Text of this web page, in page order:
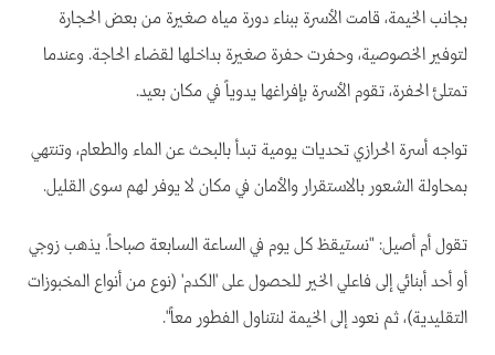
بجانب الخيمة، قامت الأسرة ببناء دورة مياه صغيرة من بعض الحجارة
لتوفير الخصوصية، وحفرت حفرة صغيرة بداخلها لقضاء الحاجة. وعندما
تمتلئ الحفرة، تقوم الأسرة بإفراغها يدوياً في مكان بعيد.
تواجه أسرة الحرازي تحديات يومية تبدأ بالبحث عن الماء والطعام، وتنتهي
بمحاولة الشعور بالاستقرار والأمان في مكان لا يوفر لهم سوى القليل.
تقول أم أصيل: "نستيقظ كل يوم في الساعة السابعة صباحاً. يذهب زوجي
أو أحد أبنائي إلى فاعلي الخير للحصول على 'الكدم' (نوع من أنواع المخبوزات
التقليدية)، ثم نعود إلى الخيمة لنتناول الفطور معاً".